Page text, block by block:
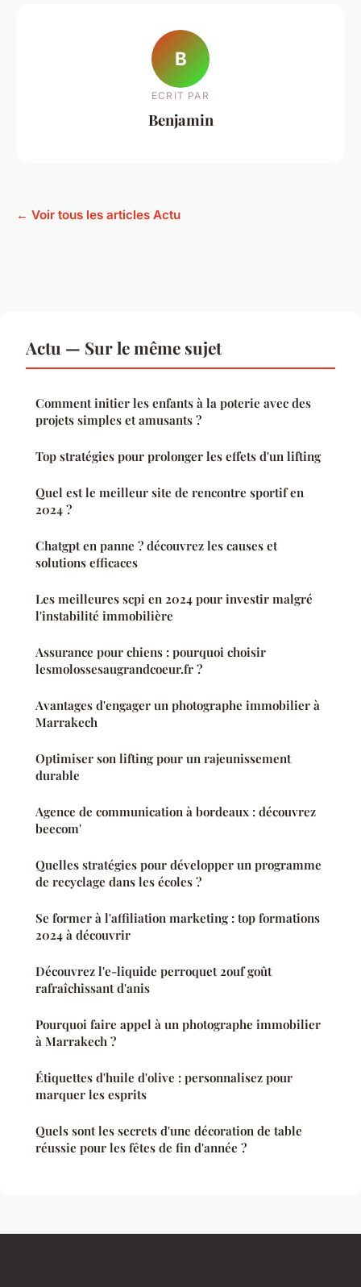
B
ECRIT PAR
Benjamin
← Voir tous les articles Actu
Actu — Sur le même sujet
Comment initier les enfants à la poterie avec des
projets simples et amusants ?
Top stratégies pour prolonger les effets d'un lifting
Quel est le meilleur site de rencontre sportif en
2024 ?
Chatgpt en panne ? découvrez les causes et
solutions efficaces
Les meilleures scpi en 2024 pour investir malgré
l'instabilité immobilière
Assurance pour chiens : pourquoi choisir
lesmolossesaugrandcoeur.fr ?
Avantages d'engager un photographe immobilier à
Marrakech
Optimiser son lifting pour un rajeunissement
durable
Agence de communication à bordeaux : découvrez
beecom'
Quelles stratégies pour développer un programme
de recyclage dans les écoles ?
Se former à l'affiliation marketing : top formations
2024 à découvrir
Découvrez l'e-liquide perroquet 2ouf goût
rafraîchissant d'anis
Pourquoi faire appel à un photographe immobilier
à Marrakech ?
Étiquettes d'huile d'olive : personnalisez pour
marquer les esprits
Quels sont les secrets d'une décoration de table
réussie pour les fêtes de fin d'année ?